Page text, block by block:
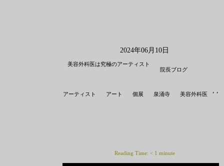
2024年06月10日
美容外科医は究極のアーティスト
院長ブログ
アーティスト ,
アート ,
個展 泉涌寺 美容外科医
Reading Time: < 1 minute